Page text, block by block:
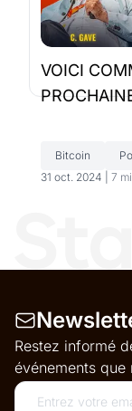
VOICI
Bitcoin
31 oct. 2024 | 7
Restez informé
événements que